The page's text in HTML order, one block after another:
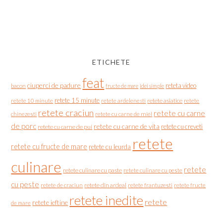
ETICHETE
bacon ciuperci de padure feat fructe de mare idei simple reteta video
retete 10 minute retete 15 minute retete ardelenesti retete asiatice retete
chinezesti retete craciun retete cu carne de miel retete cu carne
de porc retete cu carne de pui retete cu carne de vita retete cu creveti
retete cu fructe de mare retete cu leurda retete
culinare retete culinare cu paste retete culinare cu peste retete
cu peste retete de craciun retete din ardeal retete frantuzesti retete fructe
de mare retete ieftine retete inedite retete